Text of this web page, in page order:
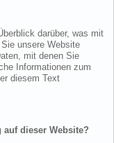
darüber, was mit
unsere Website
mit denen Sie
Informationen zum
diesem Text
dieser Website?